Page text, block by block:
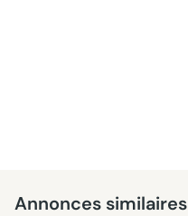
Annonces similaires